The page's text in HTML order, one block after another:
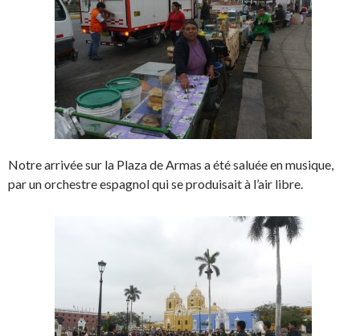
Notre arrivée sur la Plaza de Armas a été saluée en musique,
par un orchestre espagnol qui se produisait à l’air libre.